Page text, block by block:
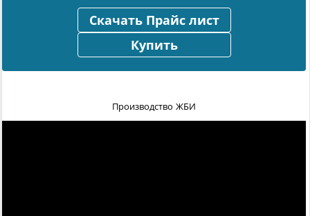
Скачать Прайс лист
Купить
Производство ЖБИ